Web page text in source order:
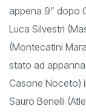
appena 9” dopo
Luca Silvestri
(Montecatini
stato ad
Casone Noceto)
Sauro Benelli